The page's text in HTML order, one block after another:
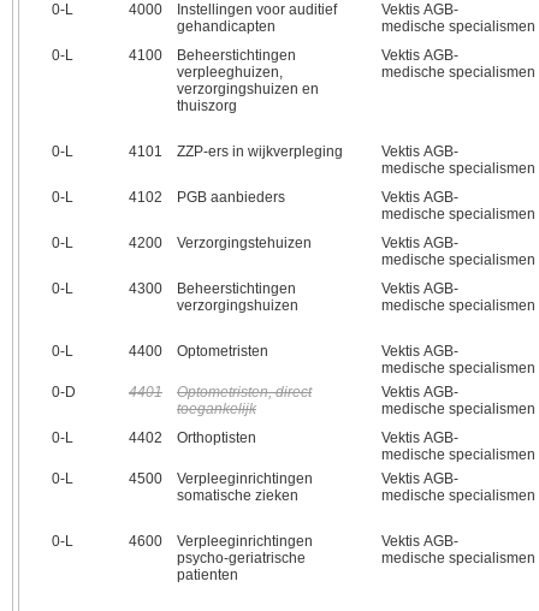
0‑L 4000
Instellingen voor auditief
gehandicapten
Vektis AGB-
medische specialismen
0‑L
4100
Beheerstichtingen
verpleeghuizen,
verzorgingshuizen en
thuiszorg
Vektis AGB-
medische specialismen
0‑L 4101 ZZP-ers in wijkverpleging
Vektis AGB-
medische specialismen
0‑L
4102 PGB aanbieders
Vektis AGB-
medische specialismen
0‑L
4200 Verzorgingstehuizen
Vektis AGB-
medische specialismen
0‑L
4300
Beheerstichtingen
verzorgingshuizen
Vektis AGB-
medische specialismen
0‑L 4400 Optometristen
Vektis AGB-
medische specialismen
0‑D
4401
Optometristen, direct
toegankelijk
Vektis AGB-
medische specialismen
0‑L
4402 Orthoptisten
Vektis AGB-
medische specialismen
0‑L
4500
Verpleeginrichtingen
somatische zieken
Vektis AGB-
medische specialismen
0‑L 4600
Verpleeginrichtingen
psycho-geriatrische
patienten
Vektis AGB-
medische specialismen